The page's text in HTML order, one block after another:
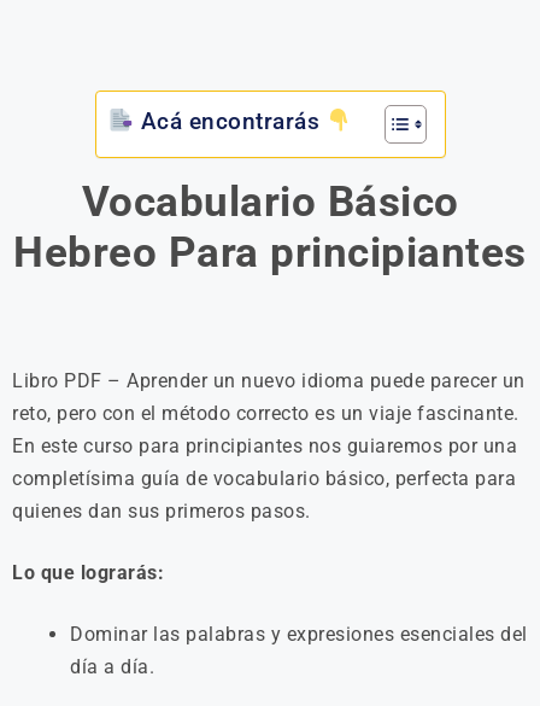
Acá encontrarás
Vocabulario Básico
Hebreo Para principiantes
Libro PDF – Aprender un nuevo idioma puede parecer un
reto, pero con el método correcto es un viaje fascinante.
En este curso para principiantes nos guiaremos por una
completísima guía de vocabulario básico, perfecta para
quienes dan sus primeros pasos.
Lo que lograrás:
Dominar las palabras y expresiones esenciales del
día a día.